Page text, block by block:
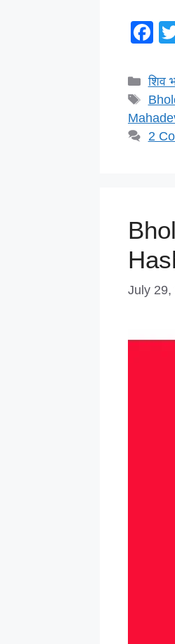
F
c
e
b
o
शिव
Tags
2
July 29,